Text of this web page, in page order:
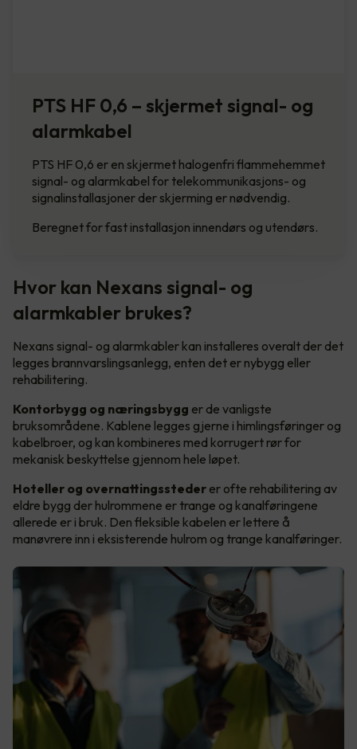
PTS HF 0,6 – skjermet signal- og
alarmkabel
PTS HF 0,6 er en skjermet halogenfri flammehemmet
signal- og alarmkabel for telekommunikasjons- og
signalinstallasjoner der skjerming er nødvendig.
Beregnet for fast installasjon innendørs og utendørs.
Hvor kan Nexans signal- og
alarmkabler brukes?
Nexans signal- og alarmkabler kan installeres overalt der det
legges brannvarslingsanlegg, enten det er nybygg eller
rehabilitering.
Kontorbygg og næringsbygg er de vanligste
bruksområdene. Kablene legges gjerne i himlingsføringer og
kabelbroer, og kan kombineres med korrugert rør for
mekanisk beskyttelse gjennom hele løpet.
Hoteller og overnattingssteder er ofte rehabilitering av
eldre bygg der hulrommene er trange og kanalføringene
allerede er i bruk. Den fleksible kabelen er lettere å
manøvrere inn i eksisterende hulrom og trange kanalføringer.